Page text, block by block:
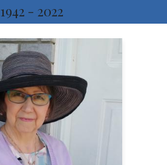
1942 - 2022